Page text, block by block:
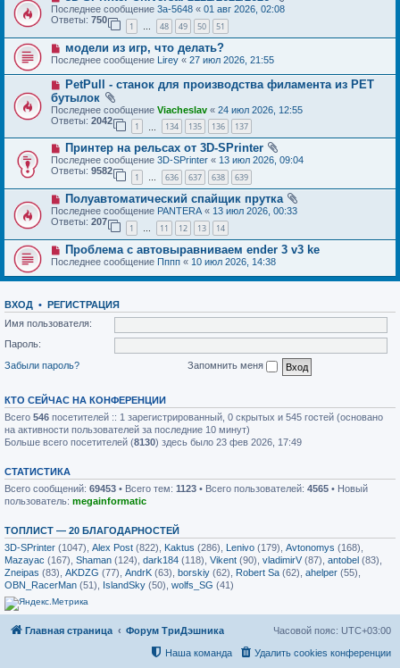
Последнее сообщение 3a-5648 « 01 авг 2026, 02:08
Ответы: 750
1 … 48 49 50 51
модели из игр, что делать?
Последнее сообщение Lirey « 27 июл 2026, 21:55
PetPull - cтанок для производства филамента из PET
бутылок
Последнее сообщение Viacheslav « 24 июл 2026, 12:55
Ответы: 2042
1 134 135 136 137
Принтер на рельсах от 3D-SPrinter
Последнее сообщение 3D-SPrinter « 13 июл 2026, 09:04
Ответы: 9582
1 … 636 637 638 639
Полуавтоматический спайщик прутка
Последнее сообщение PANTERA « 13 июл 2026, 00:33
Ответы: 207
1 … 11 12 13 14
Проблема с автовыравниваем ender 3 v3 ke
Последнее сообщение Пппп « 10 июл 2026, 14:38
ВХОД • РЕГИСТРАЦИЯ
Имя пользователя:
Пароль:
Забыли пароль?
Запомнить меня
КТО СЕЙЧАС НА КОНФЕРЕНЦИИ
Всего 546 посетителей :: 1 зарегистрированный, 0 скрытых и 545 гостей (основано
на активности пользователей за последние 10 минут)
Больше всего посетителей (8130) здесь было 23 фев 2026, 17:49
СТАТИСТИКА
Всего сообщений: 69453 • Всего тем: 1123 • Всего пользователей: 4565 • Новый
пользователь: megainformatic
ТОПЛИСТ — 20 БЛАГОДАРНОСТЕЙ
3D-SPrinter (1047), Alex Post (822), Kaktus (286), Lenivo (179), Avtonomys (168),
Mazayac (167), Shaman (124), dark184 (118), Vikent (90), vladimirV(87), antobel (83),
Zneipas (83), AKDZG (77), AndrK (63), borskiy (62), Robert Sa (62), ahelper (55),
OBN_RacerMan (51), IslandSky (50), wolfs_SG (41)
Главная страница Форум ТриДэшника Часовой пояс: UTC+03:00
Удалить cookies конференции
Наша команда